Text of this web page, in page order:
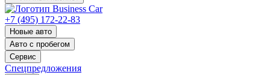
+7 (495) 172-22-83
Новые авто
Авто с пробегом
Сервис
Спецпредложения